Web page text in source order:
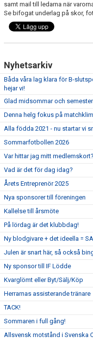
samt mail till ledarna när
Se bifogat underlag på skor,
Nyhetsarkiv
Båda våra lag klara för B-
hejar vi!
Glad midsommar och
Denna helg fokus på
Alla födda 2021 - nu startar vi
Sommarfotbollen 2026
Var hittar jag mitt medlemskort?
Vad är det för dag idag?
Årets Entreprenör 2025
Nya sponsorer till föreningen
Kallelse till årsmöte
På lördag är det klubbdag!
Ny blodgivare + det ideella =
Julen är snart här, så också
Ny sponsor till IF Lödde
Kvarglömt eller Byt/Sälj/Köp
Herrarnas assisterande tränare
TACK!
Sommaren i full gång!
Allsvensk motstånd i Svenska